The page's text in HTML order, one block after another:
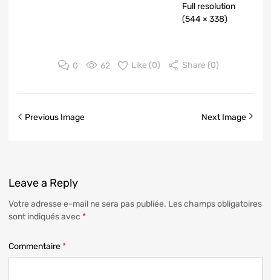
Full resolution
(544 × 338)
0 62 Like (0) Share (0)
Previous Image Next Image
Leavea Reply
Votre adresse e-mail ne sera pas publiée. Les champs obligatoires
sont indiqués avec *
Commentaire*